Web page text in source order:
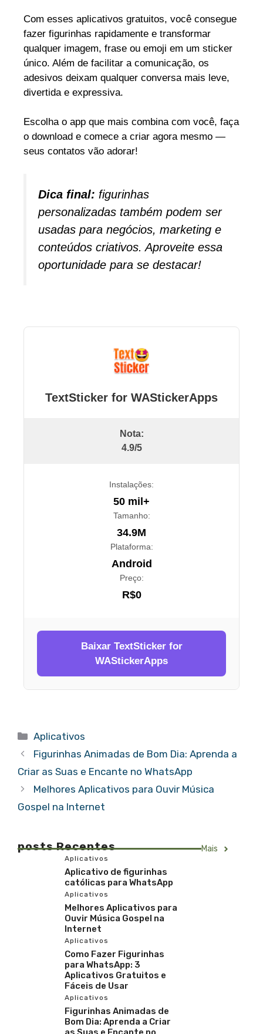
Com esses aplicativos gratuitos, você consegue
fazer figurinhas rapidamente e transformar
qualquer imagem, frase ou emoji em um sticker
único. Além de facilitar a comunicação, os
adesivos deixam qualquer conversa mais leve,
divertida e expressiva.
Escolha o app que mais combina com você, faça
o download e comece a criar agora mesmo —
seus contatos vão adorar!
Dica final: figurinhas
personalizadas também podem ser
usadas para negócios, marketing e
conteúdos criativos. Aproveite essa
oportunidade para se destacar!
TextSticker for WAStickerApps
Nota:
4.9/5
Instalações:
50 mil+
Tamanho:
34.9M
Plataforma:
Android
Preço:
R$0
Baixar TextSticker for
WAStickerApps
Aplicativos
Figurinhas Animadas de Bom Dia: Aprenda a
Criar as Suas e Encante no WhatsApp
Melhores Aplicativos para Ouvir Música
Gospel na Internet
posts Recentes Mais
Aplicativos
Aplicativo de figurinhas
católicas para WhatsApp
Aplicativos
Melhores Aplicativos para
Ouvir Música Gospel na
Internet
Aplicativos
Como Fazer Figurinhas
para WhatsApp: 3
Aplicativos Gratuitos e
Fáceis de Usar
Aplicativos
Figurinhas Animadas de
Bom Dia: Aprenda a Criar